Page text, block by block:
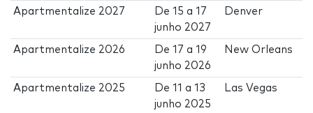
Apartmentalize 2027 De15 a17
junho 2027
Denver
Apartmentalize 2026 De17 a19
junho 2026
New Orleans
Apartmentalize 2025 De11 a13
junho 2025
Las Vegas